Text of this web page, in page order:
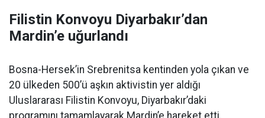
Filistin Konvoyu Diyarbakır’dan
Mardin’e uğurlandı
Bosna-Hersek’in Srebrenitsa kentinden yola çıkan ve
20 ülkeden 500’ü aşkın aktivistin yer aldığı
Uluslararası Filistin Konvoyu, Diyarbakır’daki
programını tamamlayarak Mardin’e hareket etti.